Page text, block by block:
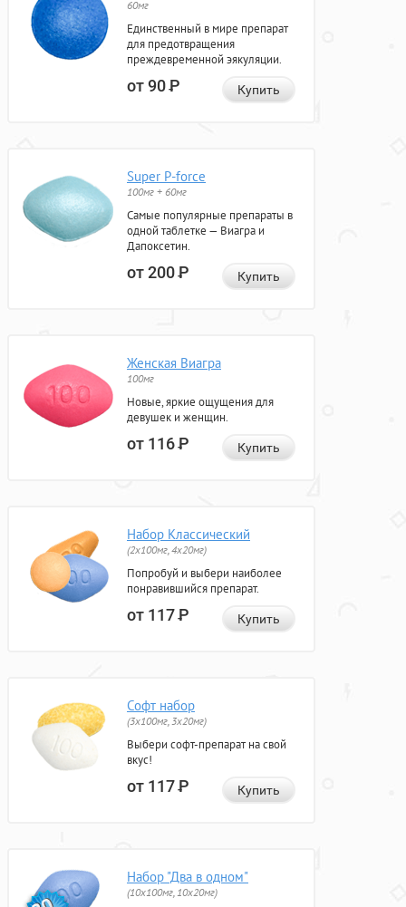
60мг
Единственный в мире препарат
для предотвращения
преждевременной эякуляции.
от 90Р Купить
Super P-force
100мг + 60мг
Самые популярные препараты в
одной таблетке — Виагра и
Дапоксетин.
от 200Р Купить
Женская Виагра
100мг
Новые, яркие ощущения для
девушек и женщин.
от 116Р Купить
Набор Классический
(2x100мг, 4x20мг)
Попробуй и выбери наиболее
понравившийся препарат.
от 117Р Купить
Софт набор
(3x100мг, 3x20мг)
Выбери софт-препарат на свой
вкус!
от 117Р Купить
Набор "Два в одном"
(10x100мг, 10x20мг)